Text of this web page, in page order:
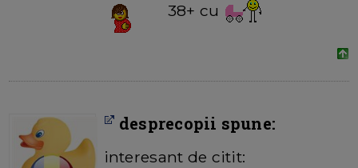
38+ cu
desprecopii spune:
interesant de citit: